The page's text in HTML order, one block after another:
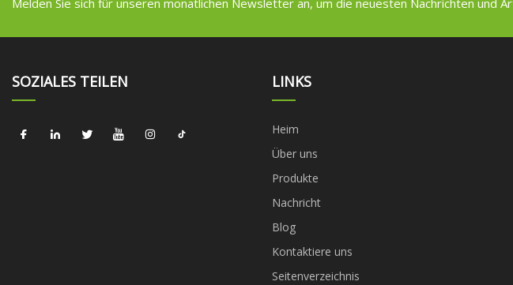
Melden Sie sich für unseren monatlichen Newsletter an, um die neuesten Nachrichten und
SOZIALES TEILEN LINKS
Heim
Über uns
Produkte
Nachricht
Blog
Kontaktiere uns
Seitenverzeichnis